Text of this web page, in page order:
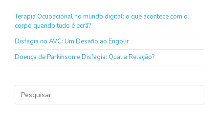
Terapia Ocupacional no mundo digital: o que acontece com o
corpo quando tudo é ecrã?
Disfagia no AVC: Um Desafio ao Engolir
Doença de Parkinson e Disfagia: Qual a Relação?